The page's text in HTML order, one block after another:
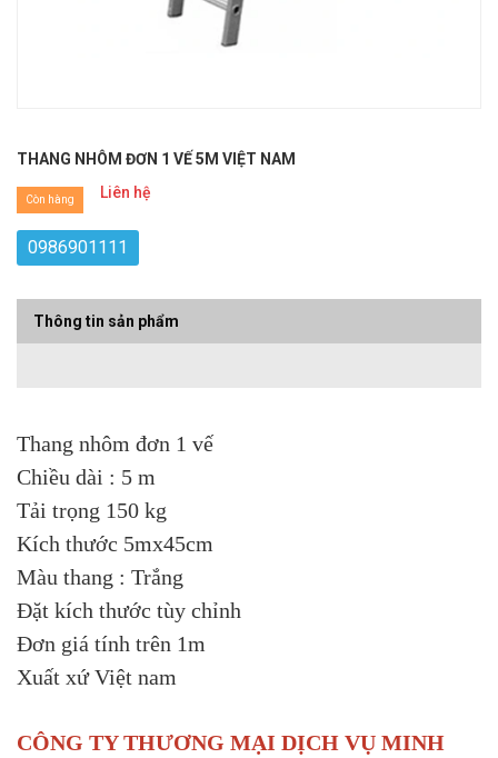
THANG NHÔM ĐƠN 1 VẾ 5M VIỆT NAM
Liên hệ
Còn hàng
0986901111
Thông tin sản phẩm
Thang nhôm đơn 1 vế
Chiều dài : 5 m
Tải trọng 150 kg
Kích thước 5mx45cm
Màu thang : Trắng
Đặt kích thước tùy chỉnh
Đơn giá tính trên 1m
Xuất xứ Việt nam
CÔNG TY THƯƠNG MẠI DỊCH VỤ MINH